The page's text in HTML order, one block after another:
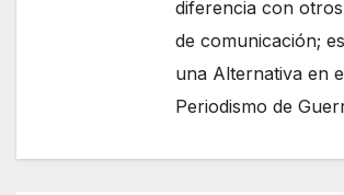
diferencia con
de comunicación;
una Alternativa en
Periodismo de